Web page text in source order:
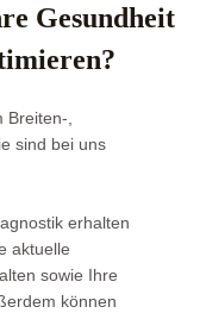
Gesundheit
,
sind bei uns
erhalten
aktuelle
sowie Ihre
können